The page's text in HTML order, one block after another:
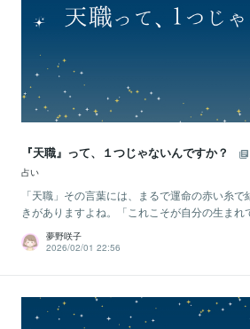
『天職』って、１つじゃないんですか？
占い
「天職」その言葉には、まるで運命の赤い糸
きがありますよね。「これこそが自分の生まれ
夢野咲子
2026/02/01 22:56